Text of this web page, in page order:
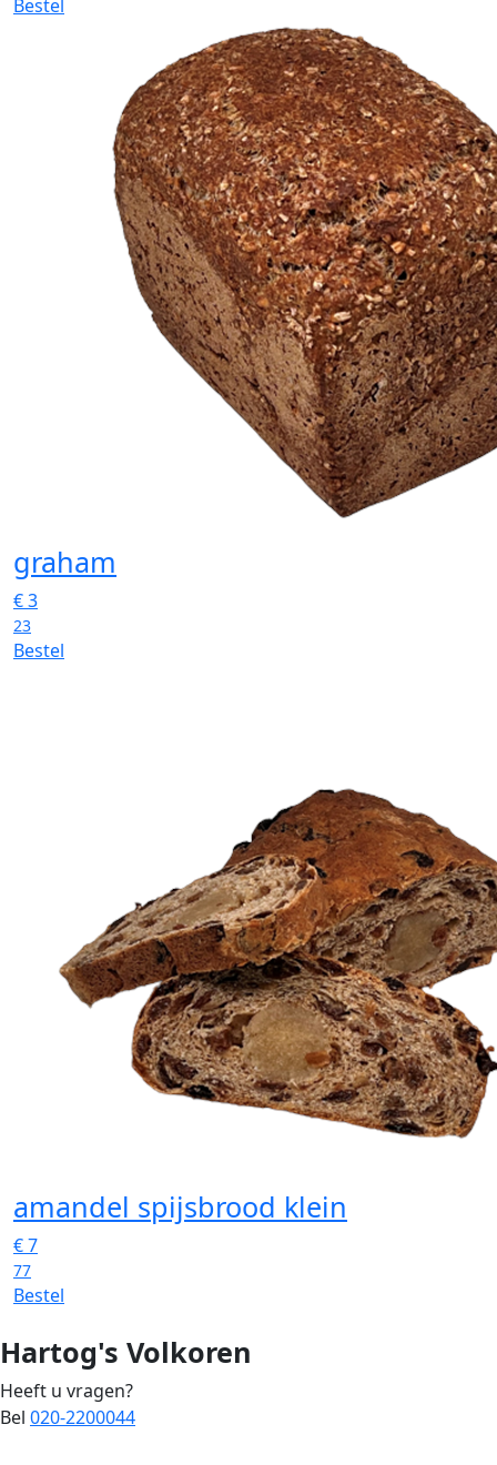
Bestel
graham
€3
23
Bestel
amandel spijsbrood klein
€7
77
Bestel
Hartog's Volkoren
Heeft u vragen?
Bel 020-2200044